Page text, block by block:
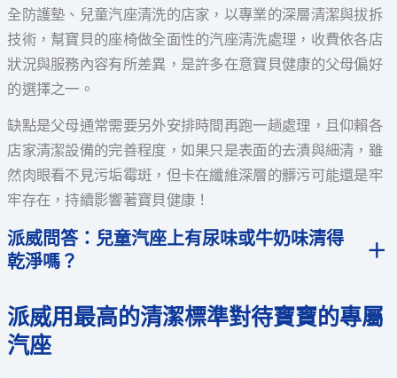
全防護墊、兒童汽座清洗的店家，以專業的深層清潔與拔拆
技術，幫寶貝的座椅做全面性的汽座清洗處理，收費依各店
狀況與服務內容有所差異，是許多在意寶貝健康的父母偏好
的選擇之一。
缺點是父母通常需要另外安排時間再跑一趟處理，且仰賴各
店家清潔設備的完善程度，如果只是表面的去漬與細清，雖
然肉眼看不見污垢霉斑，但卡在纖維深層的髒污可能還是牢
牢存在，持續影響著寶貝健康！
派威問答：兒童汽座上有尿味或牛奶味清得
乾淨嗎？
派威用最高的清潔標準對待寶寶的專屬
汽座